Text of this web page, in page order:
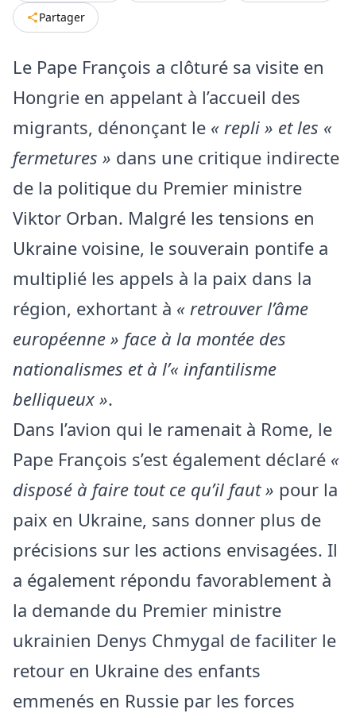
Partager
Le Pape François a clôturé sa visite en
Hongrie en appelant à l’accueil des
migrants, dénonçant le « repli » et les «
fermetures » dans une critique indirecte
de la politique du Premier ministre
Viktor Orban. Malgré les tensions en
Ukraine voisine, le souverain pontife a
multiplié les appels à la paix dans la
région, exhortant à « retrouver l’âme
européenne » face à la montée des
nationalismes et à l’« infantilisme
belliqueux ».
Dans l’avion qui le ramenait à Rome, le
Pape François s’est également déclaré «
disposé à faire tout ce qu’il faut » pour la
paix en Ukraine, sans donner plus de
précisions sur les actions envisagées. Il
a également répondu favorablement à
la demande du Premier ministre
ukrainien Denys Chmygal de faciliter le
retour en Ukraine des enfants
emmenés en Russie par les forces